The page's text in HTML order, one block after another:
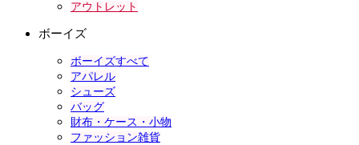
アウトレット
ボーイズ
ボーイズすべて
アパレル
シューズ
バッグ
財布・ケース・小物
ファッション雑貨